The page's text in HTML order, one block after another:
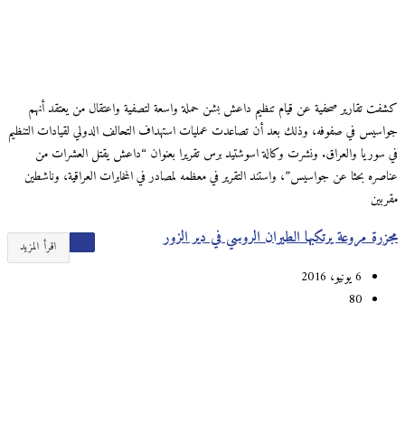
كشفت تقارير صحفية عن قيام تنظيم داعش بشن حملة واسعة لتصفية واعتقال من يعتقد أنهم
جواسيس في صفوفه، وذلك بعد أن تصاعدت عمليات استهداف التحالف الدولي لقيادات التنظيم
في سوريا والعراق. ونشرت وكالة اسوشتيد برس تقريرا بعنوان “داعش يقتل العشرات من
عناصره بحثا عن جواسيس”، واستند التقرير في معظمه لمصادر في المخابرات العراقية، وناشطين
مقربين
اقرأ المزيد مجزرة مروعة يرتكبها الطيران الروسي في دير الزور
80